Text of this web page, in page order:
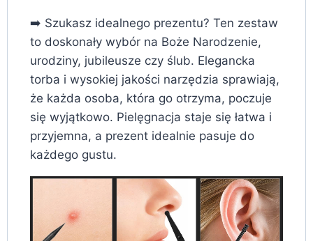
➡️ Szukasz idealnego prezentu? Ten zestaw
to doskonały wybór na Boże Narodzenie,
urodziny, jubileusze czy ślub. Elegancka
torba i wysokiej jakości narzędzia sprawiają,
że każda osoba, która go otrzyma, poczuje
się wyjątkowo. Pielęgnacja staje się łatwa i
przyjemna, a prezent idealnie pasuje do
każdego gustu.